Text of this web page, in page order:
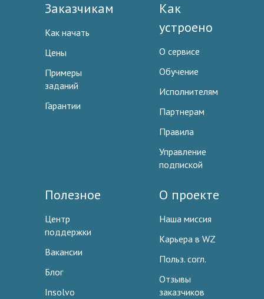
Заказчикам
Как начать
Цены
Примеры
заданий
Гарантии
Как
устроено
О сервисе
Обучение
Исполнителям
Партнерам
Правила
Управление
подпиской
Полезное
Центр
поддержки
Вакансии
Блог
Insolvo
О проекте
Наша миссия
Карьера в WZ
Польз. согл.
Отзывы
заказчиков